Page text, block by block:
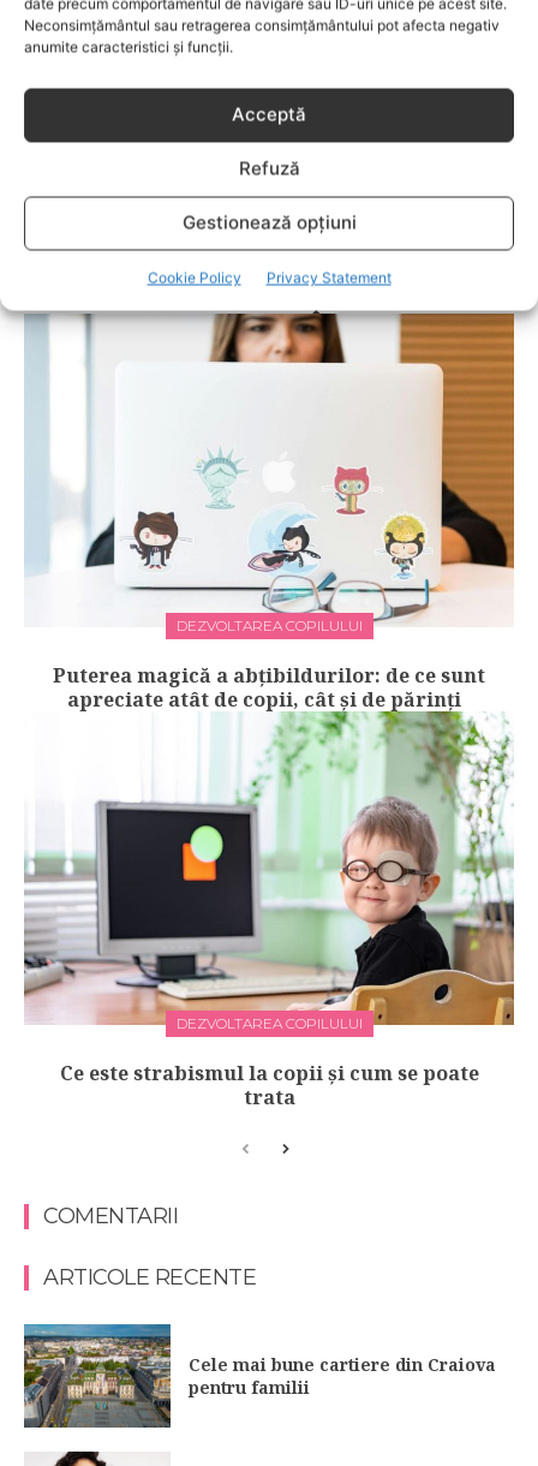
Neconsimțământul sau retragerea consimțământului pot afecta negativ
anumite caracteristici și funcții.
Acceptă
Refuză
Gestionează opțiuni
Cookie Policy Privacy Statement
COPII
Câte-n lună și-n stele – Cum alegi jucăria
potrivită în funcție de vârsta și etapa de
DEZVOLTAREA COPILULUI
Puterea magică a abțibildurilor: de ce sunt
apreciate atât de copii, cât și de părinți
DEZVOLTAREA COPILULUI
Ce este strabismul la copii și cum se poate
trata
COMENTARII
ARTICOLE RECENTE
Cele mai bune cartiere din Craiova
pentru familii